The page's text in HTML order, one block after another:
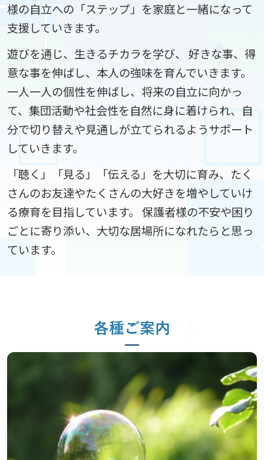
様の自立への「ステップ」を家庭と一緒になって
支援していきます。
遊びを通じ、生きるチカラを学び、 好きな事、得
意な事を伸ばし、本人の強味を育んでいきます。
一人一人の個性を伸ばし、将来の自立に向かっ
て、集団活動や社会性を自然に身に着けられ、自
分で切り替えや見通しが立てられるようサポート
していきます。
「聴く」「見る」「伝える」を大切に育み、たく
さんのお友達やたくさんの大好きを増やしていけ
る療育を目指しています。 保護者様の不安や困り
ごとに寄り添い、大切な居場所になれたらと思っ
ています。
各種ご案内